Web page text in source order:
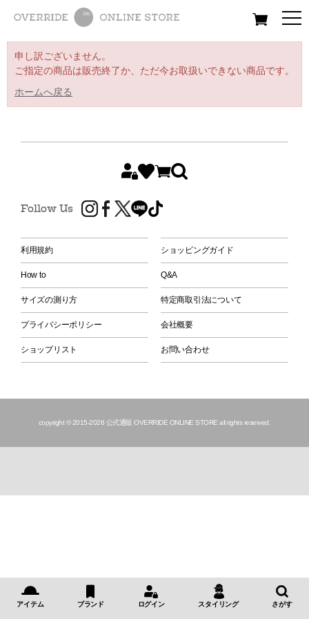
All Women Men
申し訳ございません。
ご指定の商品は販売終了か、ただ今お取扱いできない商品です。
ホームへ戻る
Follow Us
利用規約 ショッピングガイド
How to Q&A
サイズの測り方 特定商取引法について
プライバシーポリシー 会社概要
ショップリスト お問い合わせ
copyright © 2015-2026 公式通販 OVERRIDE ONLINE STORE all rights reserved.
アイテム ブランド ログイン スタイリング さがす